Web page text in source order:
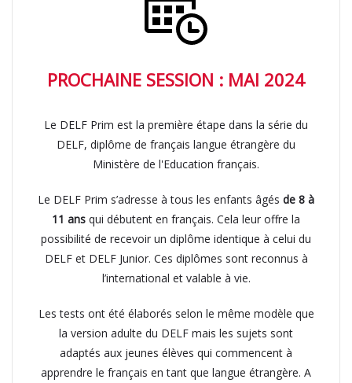
PROCHAINE SESSION : MAI 2024
Le DELF Prim est la première étape dans la série du
DELF, diplôme de français langue étrangère du
Ministère de l'Education français.
Le DELF Prim s’adresse à tous les enfants âgés de 8 à
11 ans qui débutent en français. Cela leur offre la
possibilité de recevoir un diplôme identique à celui du
DELF et DELF Junior. Ces diplômes sont reconnus à
l’international et valable à vie.
Les tests ont été élaborés selon le même modèle que
la version adulte du DELF mais les sujets sont
adaptés aux jeunes élèves qui commencent à
apprendre le français en tant que langue étrangère. A